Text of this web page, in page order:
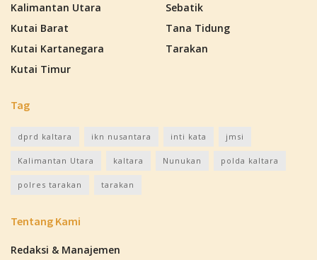
Kalimantan Utara
Kutai Barat
Kutai Kartanegara
Kutai Timur
Sebatik
Tana Tidung
Tarakan
Tag
dprd kaltara ikn nusantara inti kata jmsi
Kalimantan Utara kaltara Nunukan polda kaltara
polres tarakan tarakan
Tentang Kami
Redaksi & Manajemen